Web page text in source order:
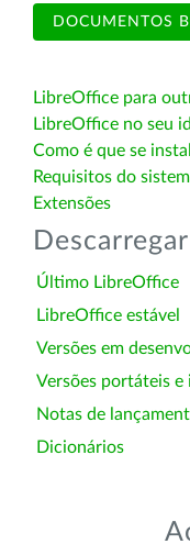
DOCUMENTOS
LibreOffice para
LibreOffice no seu
Como é que se
Requisitos do
Extensões
Descarregar
Último LibreOffice
LibreOffice estável
Versões em
Versões portáteis e
Notas de
Dicionários